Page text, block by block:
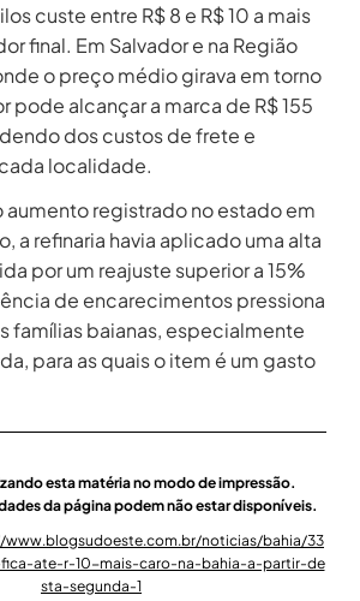
custe entre R$ 8 e R$ 10 a mais
final. Em Salvador e na Região
o preço médio girava em torno
pode alcançar a marca de R$ 155
dos custos de frete e
localidade.
aumento registrado no estado em
a refinaria havia aplicado uma alta
por um reajuste superior a 15%
de encarecimentos pressiona
famílias baianas, especialmente
para as quais o item é um gasto
esta matéria no modo de impressão.
da página podem não estar disponíveis.
www.blogsudoeste.com.br/noticias/bahia/33
ate-r-10-mais-caro-na-bahia-a-partir-de
sta-segunda-1